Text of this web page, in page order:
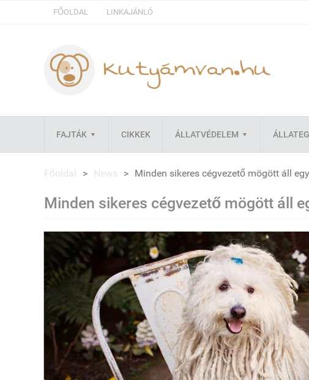
FŐOLDAL LINKAJÁNLÓ
FAJTÁK CIKKEK ÁLLATVÉDELEM
Főoldal > News > Minden sikeres cégvezető mögött áll
Minden sikeres cégvezető mögött áll